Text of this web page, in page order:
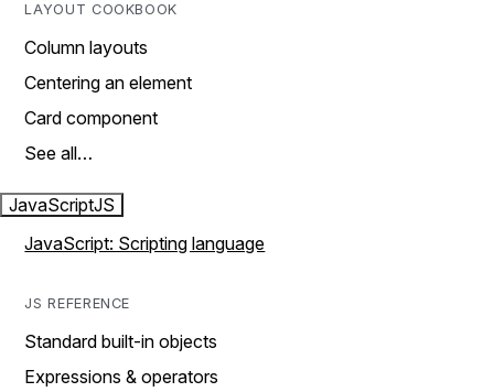
LAYOUT COOKBOOK
Column layouts
Centering an element
Card component
See all…
JavaScriptJS
JavaScript: Scripting language
JS REFERENCE
Standard built-in objects
Expressions & operators